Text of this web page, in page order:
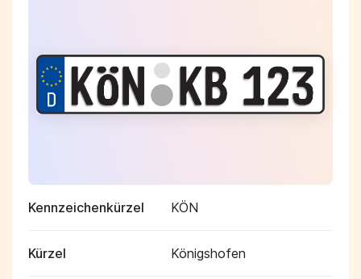
Kennzeichenkürzel KÖN
Kürzel Königshofen